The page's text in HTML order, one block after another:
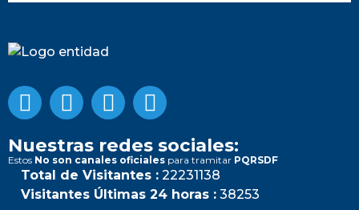
Nuestras redes sociales:
Estos No son canales oficiales para tramitar PQRSDF
Total de Visitantes : 22231138
Visitantes Últimas 24 horas : 38253